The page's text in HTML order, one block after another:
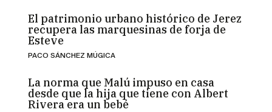
El patrimonio urbano histórico de Jerez
recupera las marquesinas de forja de
Esteve
PACO SÁNCHEZ MÚGICA
La norma que Malú impuso en casa
desde que la hija que tiene con Albert
Rivera era un bebé